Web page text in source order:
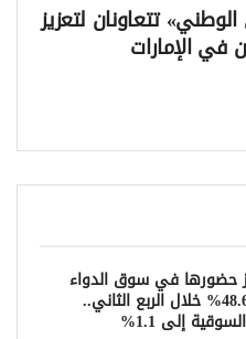
تتعاونان لتعزيز
في الإمارات
حضورها في سوق الدواء
السعودي بنمو 48.6% خلال الربع الثاني..
إلى 1.1%